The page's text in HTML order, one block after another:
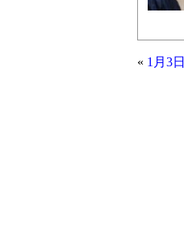
« 1月3日